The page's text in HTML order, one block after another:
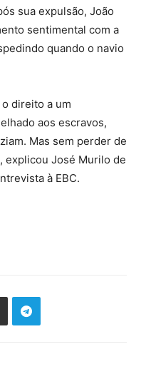
sua expulsão, João
sentimental com a
quando o navio
direito a um
aos escravos,
Mas sem perder de
explicou José Murilo de
à EBC.